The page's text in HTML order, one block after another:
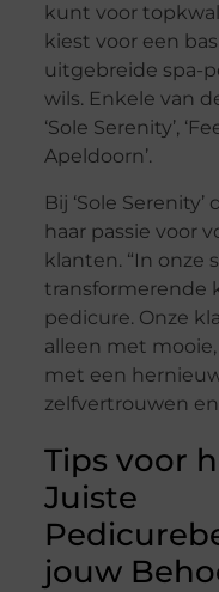
kunt voor
kiest voor een
uitgebreide spa-
wils. Enkele van
‘Sole Serenity’,
Apeldoorn’.
Bij ‘Sole
haar passie voor
klanten. “In onze
transformerende
pedicure. Onze
alleen met
met een
zelfvertrouwen
Tips voor
Juiste
jouw